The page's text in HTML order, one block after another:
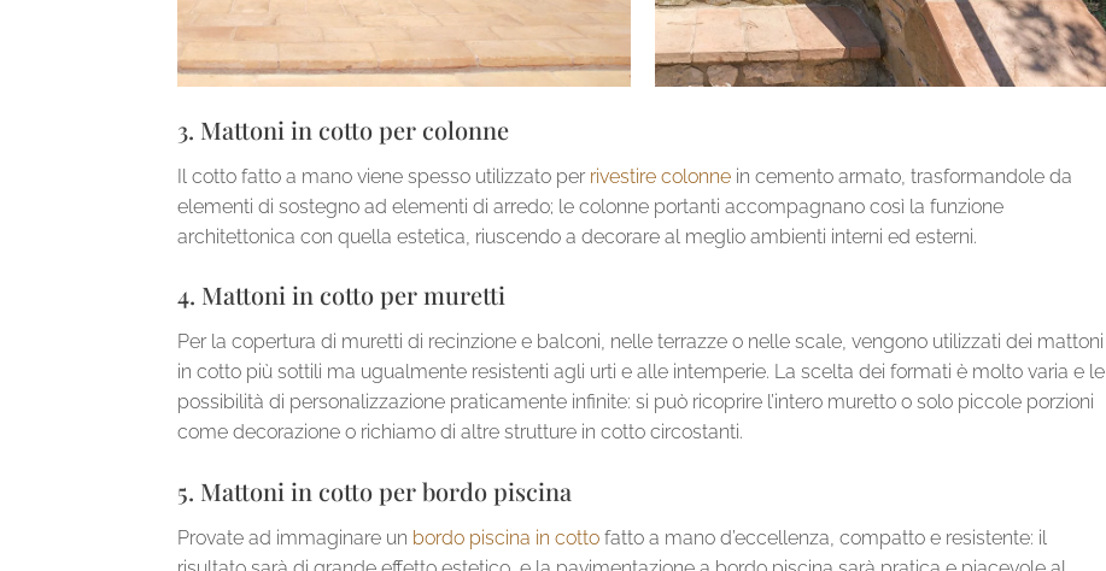
3. Mattoni in cotto per colonne
Il cotto fatto a mano viene spesso utilizzato per rivestire colonne in cemento armato, trasformandole da
elementi di sostegno ad elementi di arredo; le colonne portanti accompagnano così la funzione
architettonica con quella estetica, riuscendo a decorare al meglio ambienti interni ed esterni.
4. Mattoni in cotto per muretti
Per la copertura di muretti di recinzione e balconi, nelle terrazze o nelle scale, vengono utilizzati dei mattoni
in cotto più sottili ma ugualmente resistenti agli urti e alle intemperie. La scelta dei formati è molto varia e le
possibilità di personalizzazione praticamente infinite: si può ricoprire l’intero muretto o solo piccole porzioni
come decorazione o richiamo di altre strutture in cotto circostanti.
5. Mattoni in cotto per bordo piscina
Provate ad immaginare un bordo piscina in cotto fatto a mano d’eccellenza, compatto e resistente: il